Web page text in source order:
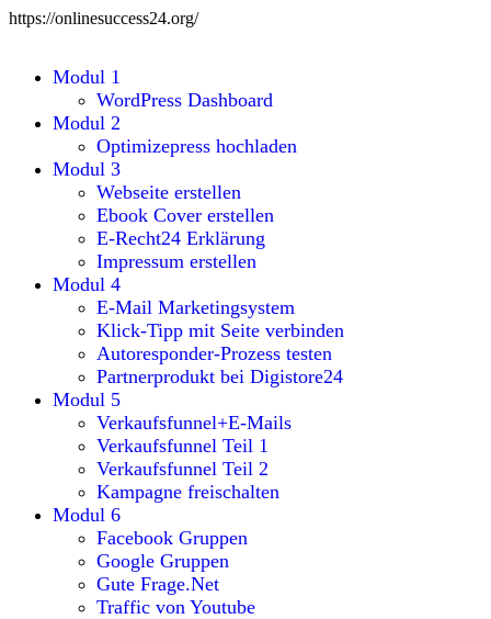
https://onlinesuccess24.org/
Modul 1
WordPress Dashboard
Modul 2
Optimizepress hochladen
Modul 3
Webseite erstellen
Ebook Cover erstellen
E-Recht24 Erklärung
Impressum erstellen
Modul 4
E-Mail Marketingsystem
Klick-Tipp mit Seite verbinden
Autoresponder-Prozess testen
Partnerprodukt bei Digistore24
Modul 5
Verkaufsfunnel+E-Mails
Verkaufsfunnel Teil 1
Verkaufsfunnel Teil 2
Kampagne freischalten
Modul 6
Facebook Gruppen
Google Gruppen
Gute Frage.Net
Traffic von Youtube